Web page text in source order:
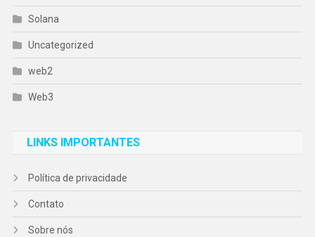
Solana
Uncategorized
web2
Web3
LINKS IMPORTANTES
Política de privacidade
Contato
Sobre nós